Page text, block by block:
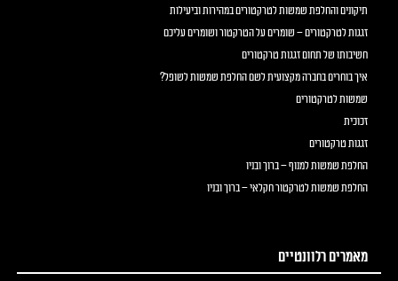
תיקונים והחלפת שמשות לטרקטורים במהירות וביעילות
זגגות לטרקטורים – שומרים על הטרקטור ושומרים עליכם
חשיבותו של תחום זגגות טרקטורים
איך בוחרים בחברה מקצועית לשם החלפת שמשות לשופל?
שמשות לטרקטורים
זכוכית
זגגות טרקטורים
החלפת שמשות למנוף – ברוך ובניו
החלפת שמשות לטרקטור חקלאי – ברוך ובניו
מאמרים רלוונטיים